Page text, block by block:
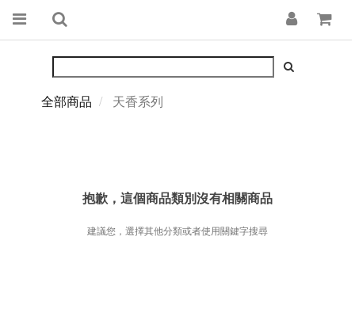
全部商品 天香系列
抱歉，這個商品類別沒有相關商品
建議您，選擇其他分類或者使用關鍵字搜尋